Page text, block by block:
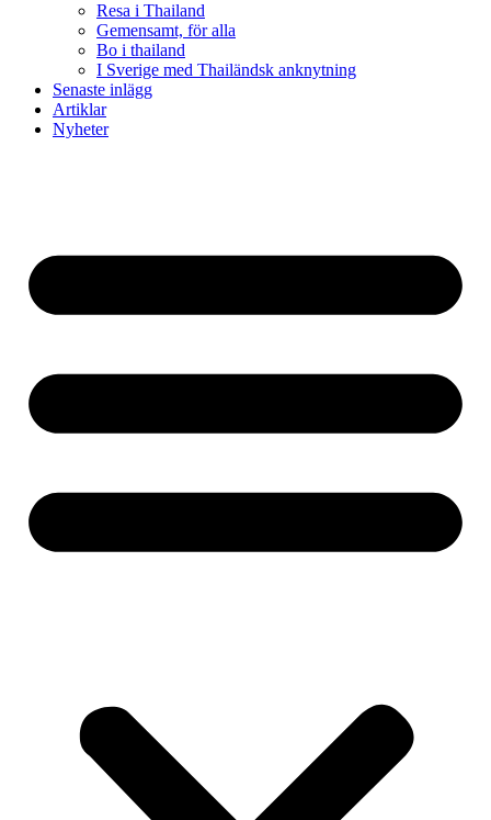
Resa i Thailand
Gemensamt, för alla
Bo i thailand
I Sverige med Thailändsk anknytning
Senaste inlägg
Artiklar
Nyheter